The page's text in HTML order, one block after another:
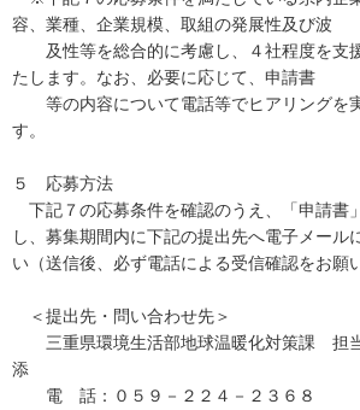
容、業種、企業規模、取組の発展性及び波
及性等を総合的に考慮し、４社程度を支
たします。なお、必要に応じて、申請書
等の内容について電話等でヒアリングを
す。
５ 応募方法
下記７の応募条件を確認のうえ、「申請書
し、募集期間内に下記の提出先へ電子メール
い（送信後、必ず電話による受信確認をお願
＜提出先・問い合わせ先＞
三重県環境生活部地球温暖化対策課 担
添
電 話：０５９－２２４－２３６８